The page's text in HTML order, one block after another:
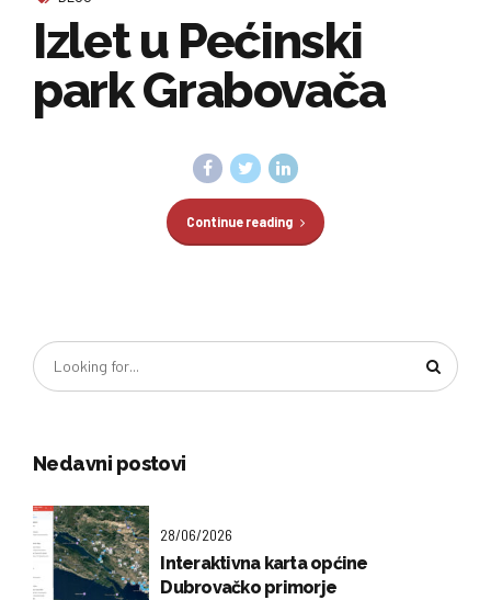
Izlet u Pećinski
park Grabovača
Continue reading
Nedavni postovi
28/06/2026
Interaktivna karta općine
Dubrovačko primorje